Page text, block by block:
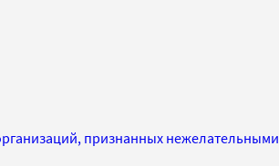
признанных нежелательными